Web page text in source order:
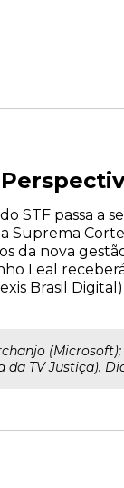
STF passa a
Suprema
da nova
Leal
Brasil
TV Justiça). Dia